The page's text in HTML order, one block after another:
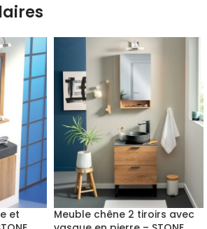
et
Meuble chêne 2 tiroirs avec